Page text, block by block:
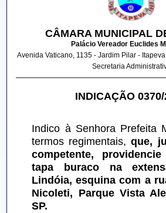
CÂMARA MUNICIPAL
Palácio Vereador Euclides
Avenida Vaticano, 1135 - Jardim Pilar -
Secretaria
INDICAÇÃO
Indico à Senhora Prefeita
termos regimentais, que,
competente,
tapa buraco na
Lindóia, esquina com a
Nicoleti, Parque Vista
SP.